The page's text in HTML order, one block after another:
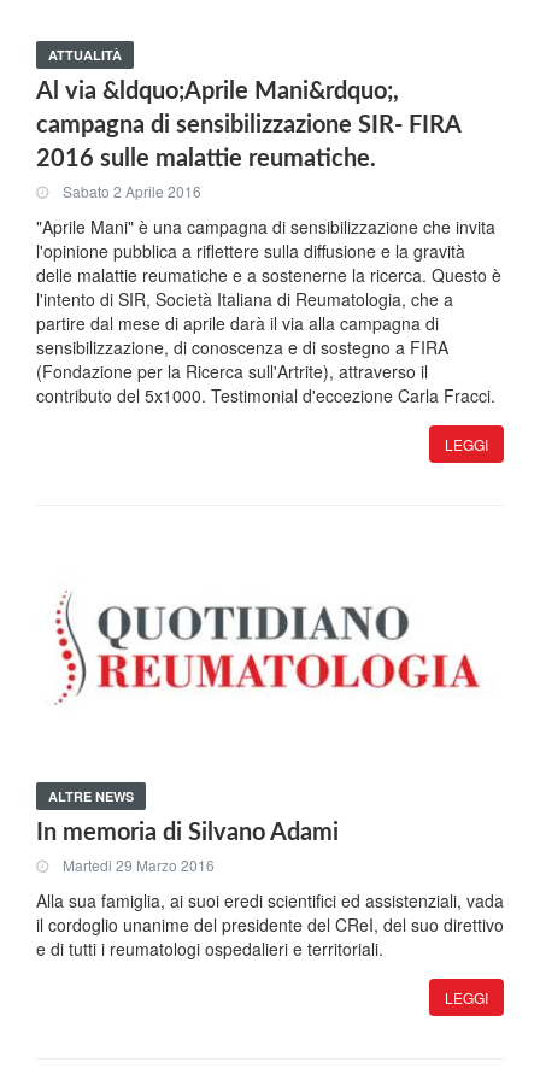
ATTUALITÀ
Al via &ldquo;Aprile Mani&rdquo;,
campagna di sensibilizzazione SIR- FIRA
2016 sulle malattie reumatiche.
Sabato 2 Aprile 2016
"Aprile Mani" è una campagna di sensibilizzazione che invita
l'opinione pubblica a riflettere sulla diffusione e la gravità
delle malattie reumatiche e a sostenerne la ricerca. Questo è
l'intento di SIR, Società Italiana di Reumatologia, che a
partire dal mese di aprile darà il via alla campagna di
sensibilizzazione, di conoscenza e di sostegno a FIRA
(Fondazione per la Ricerca sull'Artrite), attraverso il
contributo del 5x1000. Testimonial d'eccezione Carla Fracci.
LEGGI
ALTRE NEWS
In memoria di Silvano Adami
Martedi 29 Marzo 2016
Alla sua famiglia, ai suoi eredi scientifici ed assistenziali, vada
il cordoglio unanime del presidente del CReI, del suo direttivo
e di tutti i reumatologi ospedalieri e territoriali.
LEGGI